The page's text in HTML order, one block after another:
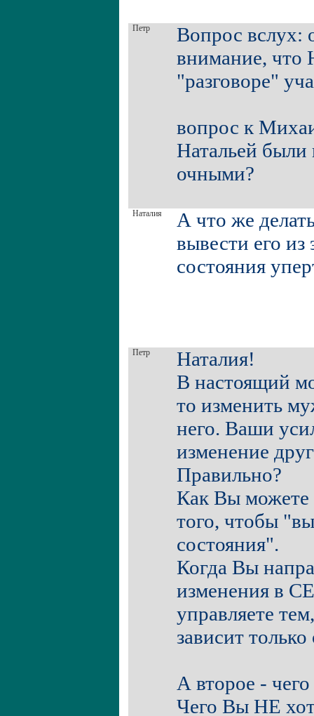
Петр
Вопрос вслух:
внимание, что
"разговоре"
вопрос к
Натальей были
очными?
Наталия
А что же
вывести его из
состояния
Петр
Наталия!
В настоящий
то изменить
него. Ваши
изменение
Правильно?
Как Вы можете
того, чтобы
состояния".
Когда Вы
изменения в
управляете
зависит
А второе -
Чего Вы НЕ